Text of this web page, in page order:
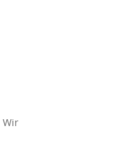
Wir